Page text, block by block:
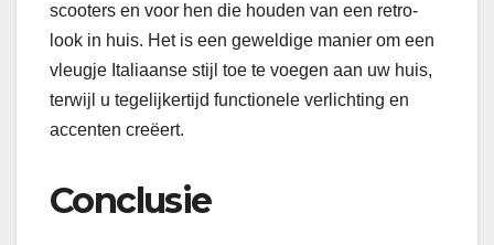
scooters en voor hen die houden van een retro-
look in huis. Het is een geweldige manier om een
vleugje Italiaanse stijl toe te voegen aan uw huis,
terwijl u tegelijkertijd functionele verlichting en
accenten creëert.
Conclusie